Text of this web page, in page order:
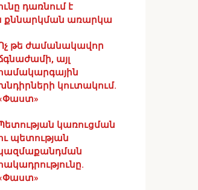
դառնում է
քննարկման առարկա
թե ժամանակավոր
այլ
խնդիրների կուտակում.
կառուցման
պետության